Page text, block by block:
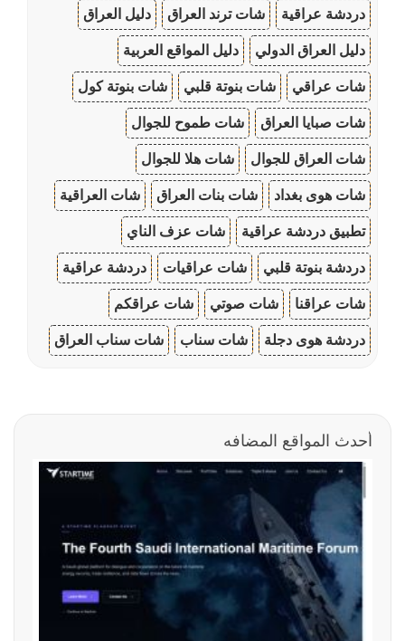
دردشة عراقية شات ترند العراق دليل العراق
دليل العراق الدولي دليل المواقع العربية
شات عراقي شات بنوتة قلبي شات بنوتة كول
شات صبايا العراق شات طموح للجوال
شات العراق للجوال شات هلا للجوال
شات هوى بغداد شات بنات العراق شات العراقية
تطبيق دردشة عراقية شات عزف الناي
دردشة بنوتة قلبي شات عراقيات دردشة عراقية
شات عراقنا شات صوتي شات عراقكم
دردشة هوى دجلة شات سناب شات سناب العراق
أحدث المواقع المضافه